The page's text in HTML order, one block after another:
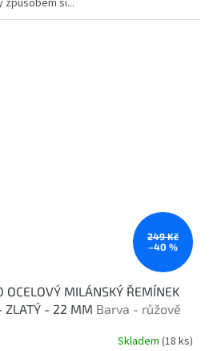
způsobem si...
249 Kč
–40 %
MILÁNSKÝ ŘEMÍNEK
ZLATÝ - 22 MM Barva - růžově
Skladem (18 ks)